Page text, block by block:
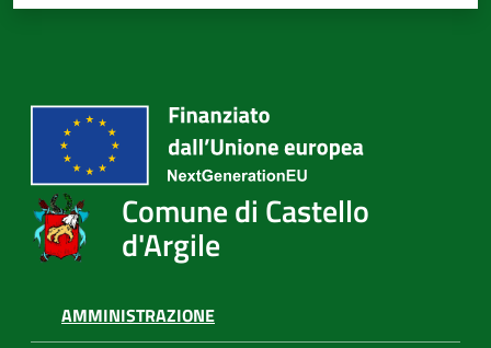
Comune di Castello
d'Argile
AMMINISTRAZIONE